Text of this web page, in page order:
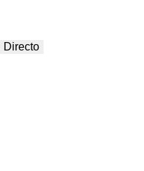
Directo